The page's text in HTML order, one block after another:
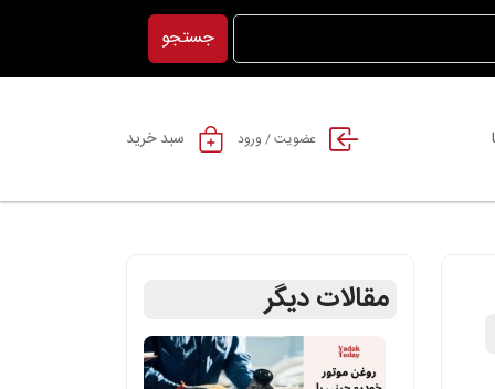
جستجو
عضویت / ورود سبد خرید
مقالات دیگر
موتور